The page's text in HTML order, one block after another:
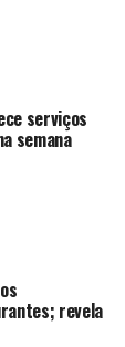
serviços
semana
revela